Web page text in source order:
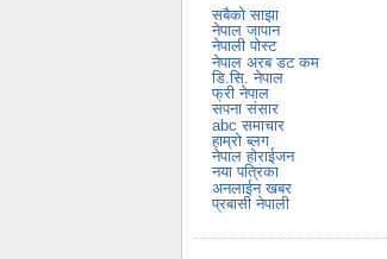
सबैको साझा
नेपाल जापान
नेपाली पोस्ट
नेपाल अरब डट कम
डि.सि. नेपाल
फ्री नेपाल
सपना संसार
abc समाचार
हाम्रो ब्लग
नेपाल होराईजन
नया पत्रिका
अनलाईन खबर
प्रबासी नेपाली